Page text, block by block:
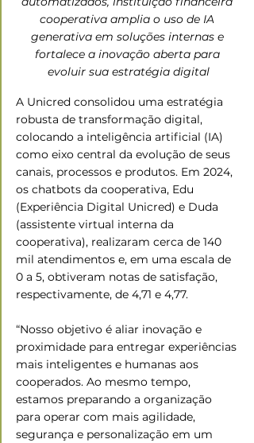
cooperativa amplia o uso de IA
generativa em soluções internas e
fortalece a inovação aberta para
evoluir sua estratégia digital
A Unicred consolidou uma estratégia
robusta de transformação digital,
colocando a inteligência artificial (IA)
como eixo central da evolução de seus
canais, processos e produtos. Em 2024,
os chatbots da cooperativa, Edu
(Experiência Digital Unicred) e Duda
(assistente virtual interna da
cooperativa), realizaram cerca de 140
mil atendimentos e, em uma escala de
0 a 5, obtiveram notas de satisfação,
respectivamente, de 4,71 e 4,77.
“Nosso objetivo é aliar inovação e
proximidade para entregar experiências
mais inteligentes e humanas aos
cooperados. Ao mesmo tempo,
estamos preparando a organização
para operar com mais agilidade,
segurança e personalização em um